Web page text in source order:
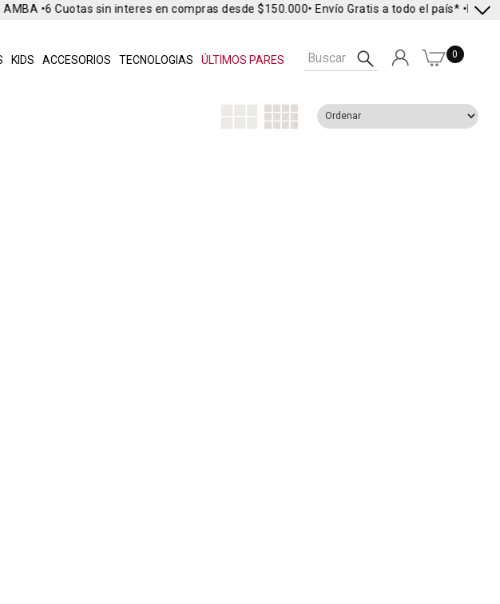
KIDS ACCESORIOS TECNOLOGIAS ÚLTIMOS PARES
•6 Cuotas sin interes en compras desde $150.000• Envío Gratis a todo el país* •Envío
0